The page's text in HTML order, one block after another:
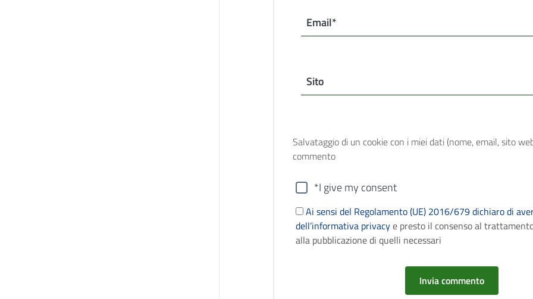
Email*
Sito
Salvataggio di un cookie con i miei dati (nome, email, sito
commento
*I give my consent
Ai sensi del Regolamento (UE) 2016/679 dichiaro di
dell’informativa privacye presto il consenso al
alla pubblicazione di quelli necessari